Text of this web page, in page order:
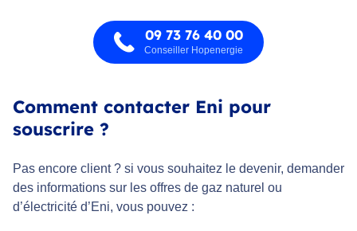
09 73 76 40 00
Conseiller Hopenergie
Comment contacter Eni pour
souscrire ?
Pas encore client ? si vous souhaitez le devenir, demander
des informations sur les offres de gaz naturel ou
d’électricité d’Eni, vous pouvez :